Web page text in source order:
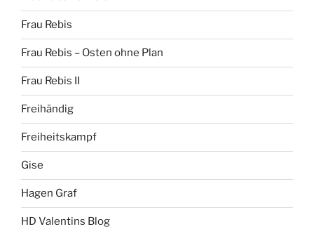
Frau Rebis
Frau Rebis – Osten ohne Plan
Frau Rebis II
Freihändig
Freiheitskampf
Gise
Hagen Graf
HD Valentins Blog